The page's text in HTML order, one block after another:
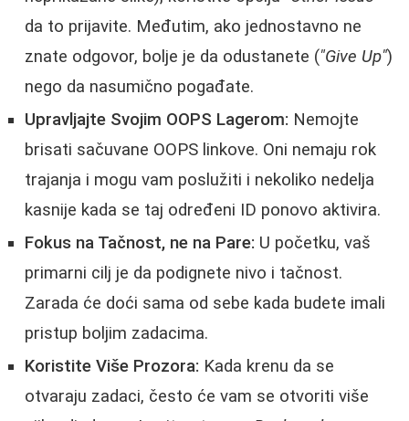
da to prijavite. Međutim, ako jednostavno ne
znate odgovor, bolje je da odustanete ("Give Up")
nego da nasumično pogađate.
Upravljajte Svojim OOPS Lagerom: Nemojte
brisati sačuvane OOPS linkove. Oni nemaju rok
trajanja i mogu vam poslužiti i nekoliko nedelja
kasnije kada se taj određeni ID ponovo aktivira.
Fokus na Tačnost, ne na Pare: U početku, vaš
primarni cilj je da podignete nivo i tačnost.
Zarada će doći sama od sebe kada budete imali
pristup boljim zadacima.
Koristite Više Prozora: Kada krenu da se
otvaraju zadaci, često će vam se otvoriti više